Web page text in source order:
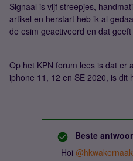
Signaal is vijf streepjes,
artikel en herstart heb ik al
de esim geactiveerd en dat
Op het KPN forum lees is dat er
iphone 11, 12 en SE 2020, is dit
Beste
Hoi @hkwakernaak